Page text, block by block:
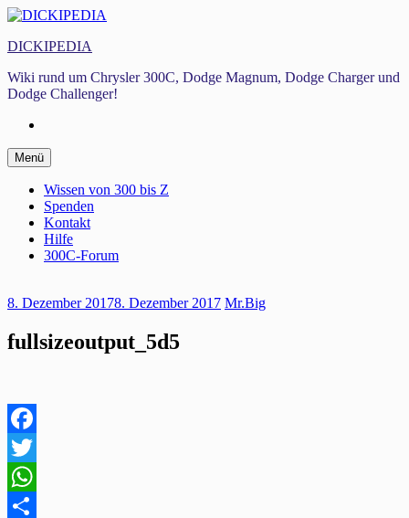
Zum
springen
DICKIPEDIA
Wiki rund um Chrysler 300C, Dodge Magnum, Dodge Charger und
Dodge Challenger!
Menü Zum
Inhalt
springen
Wissen von 300 bis Z
Spenden
Kontakt
Hilfe
300C-Forum
8. Dezember 20178. Dezember 2017 Mr.Big
fullsizeoutput_5d5
Facebook
Twitter
WhatsApp